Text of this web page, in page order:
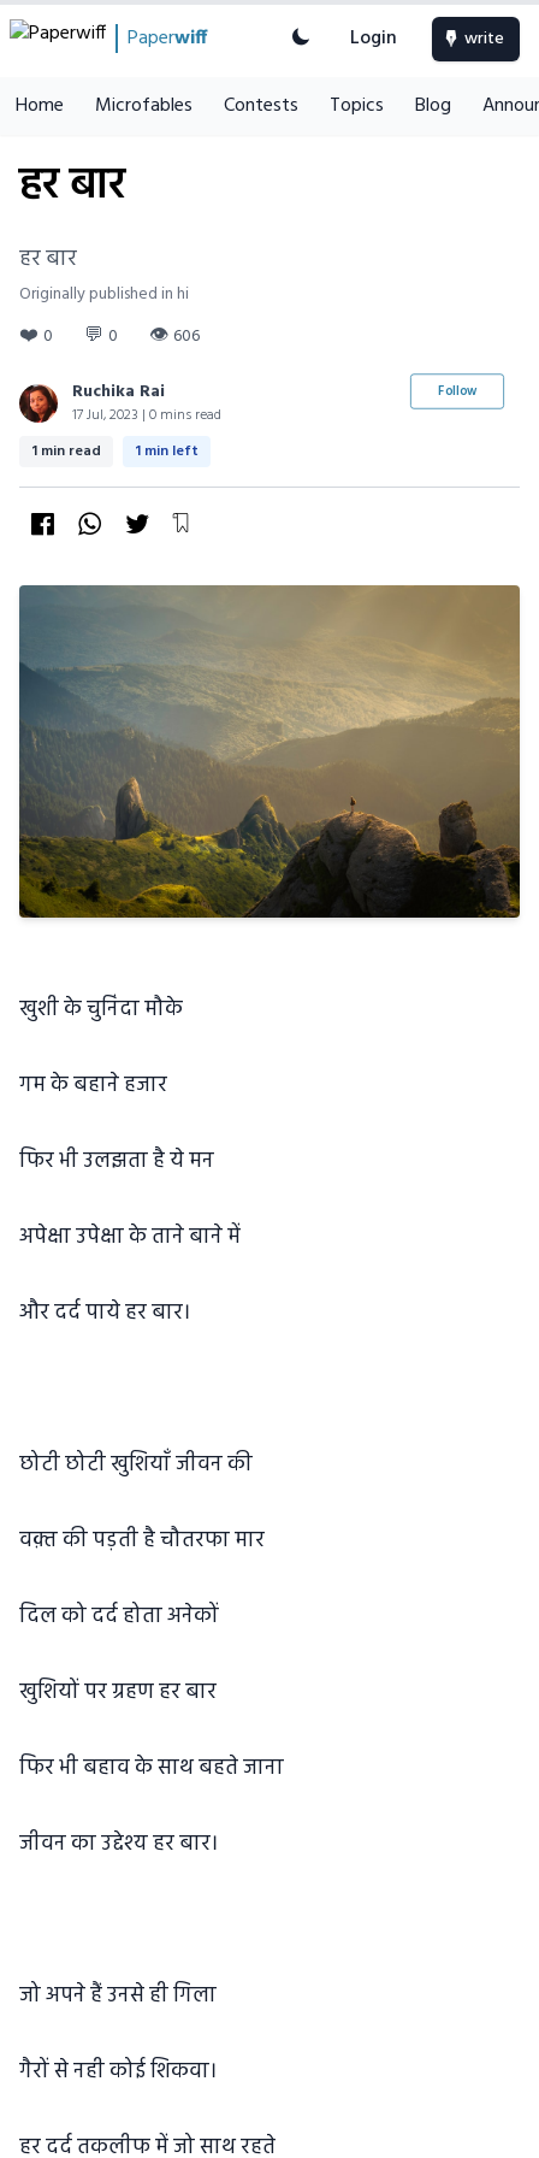
Paperwiff Login write
Home Microfables Contests Topics Blog
हर बार
हर बार
Originally published in hi
❤️ 0 💬 0 👁 606
Ruchika Rai
17 Jul, 2023 | 0 mins read
Follow
1 min read 1 min left
खुशी के चुनिंदा मौके
गम के बहाने हजार
फिर भी उलझता है ये मन
अपेक्षा उपेक्षा के ताने बाने में
और दर्द पाये हर बार।
छोटी छोटी खुशियाँ जीवन की
वक़्त की पड़ती है चौतरफा मार
दिल को दर्द होता अनेकों
खुशियों पर ग्रहण हर बार
फिर भी बहाव के साथ बहते जाना
जीवन का उद्देश्य हर बार।
जो अपने हैं उनसे ही गिला
गैरों से नही कोई शिकवा।
हर दर्द तकलीफ में जो साथ रहते